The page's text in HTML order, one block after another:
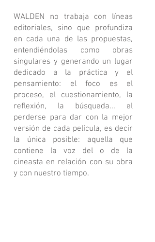
WALDEN no trabaja con líneas
editoriales, sino que profundiza
en cada una de las propuestas,
entendiéndolas como obras
singulares y generando un lugar
dedicado a la práctica y el
pensamiento: el foco es el
proceso, el cuestionamiento, la
reflexión, la búsqueda... el
perderse para dar con la mejor
versión de cada película, es decir
la única posible: aquella que
contiene la voz del o de la
cineasta en relación con su obra
y con nuestro tiempo.